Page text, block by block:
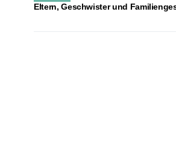
Eltern, Geschwister und